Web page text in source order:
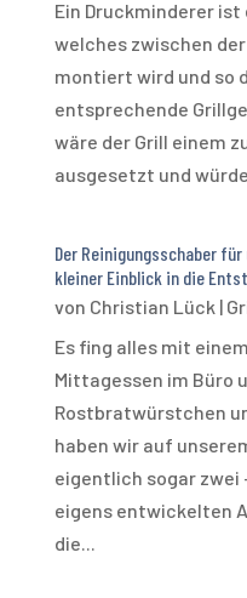
Ein Druckminderer
welches zwischen
montiert wird und so
entsprechende
wäre der Grill einem
ausgesetzt und
Der Reinigungsschaber
kleiner Einblick in die
von Christian Lück |
Es fing alles mit
Mittagessen im Büro
Rostbratwürstchen
haben wir auf
eigentlich sogar zwei
eigens entwickelten
die...